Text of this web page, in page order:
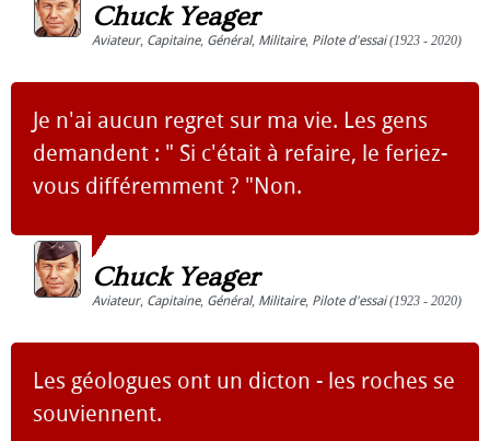
Chuck Yeager
Aviateur, Capitaine, Général, Militaire, Pilote d'essai(1923 - 2020)
Je n'ai aucun regret sur ma vie. Les gens
demandent : " Si c'était à refaire, le feriez-
vous différemment ? "Non.
Chuck Yeager
Aviateur, Capitaine, Général, Militaire, Pilote d'essai(1923 - 2020)
Les géologues ont un dicton - les roches se
souviennent.